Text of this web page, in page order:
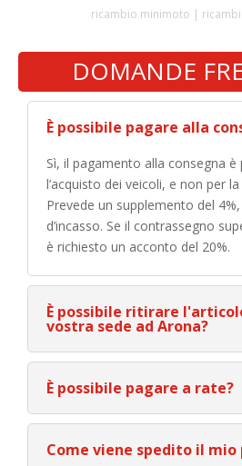
ricambio minimoto |
DOMANDE
È possibile pagare alla
Sì, il pagamento alla consegna
l’acquisto dei veicoli, e non per
Prevede un supplemento del
d’incasso. Se il contrassegno
è richiesto un acconto del 20%.
È possibile ritirare
vostra sede ad Arona?
È possibile pagare a rate?
Come viene spedito il